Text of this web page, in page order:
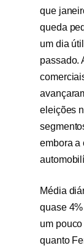
que
queda
um dia
passado.
eleições
embora a
Média
quase
um
quanto